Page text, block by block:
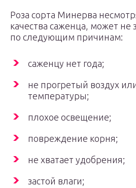
Роза сорта Минерва
качества саженца, может не
по следующим причинам:
саженцу нет года;
не прогретый воздух
температуры;
плохое освещение;
повреждение корня;
не хватает удобрения;
застой влаги;